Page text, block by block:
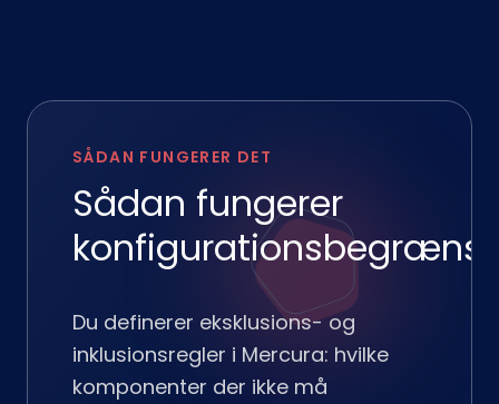
SÅDAN FUNGERER DET
Sådan fungerer
Du definerer eksklusions- og
inklusionsregler i Mercura: hvilke
komponenter der ikke må